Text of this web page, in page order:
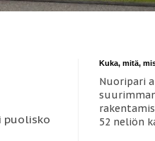
puolisko
Kuka, mitä,
Nuoripari
52 neliön